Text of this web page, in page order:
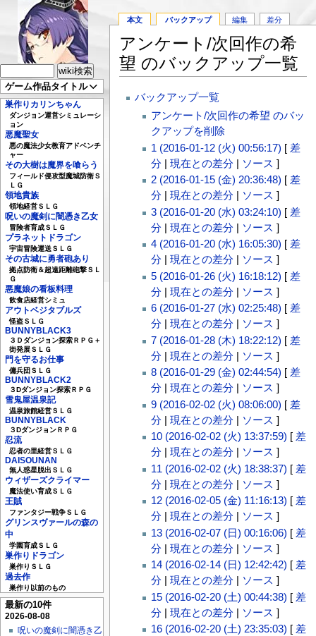
ゲーム作品タイトル
巣作りカリンちゃん
ダンジョン運営シミュレーシ
ョン
悪魔聖女
悪の魔法少女教育アドベンチ
ャー
その大樹は魔界を喰らう
フィールド侵攻型魔城防衛Ｓ
ＬＧ
領地貴族
領地経営ＳＬＧ
呪いの魔剣に闇憑き乙女
冒険者育成ＳＬＧ
プラネットドラゴン
宇宙冒険運送ＳＬＧ
その古城に勇者砲あり
拠点防衛＆超遠距離砲撃ＳＬ
Ｇ
悪魔娘の看板料理
飲食店経営シミュ
アウトベジタブルズ
怪盗ＳＬＧ
BUNNYBLACK3
３Ｄダンジョン探索ＲＰＧ＋
街発展ＳＬＧ
門を守るお仕事
傭兵団ＳＬＧ
BUNNYBLACK2
３Dダンジョン探索ＲＰＧ
雪鬼屋温泉記
温泉旅館経営ＳＬＧ
BUNNYBLACK
３DダンジョンＲＰＧ
忍流
忍者の里経営ＳＬＧ
DAISOUNAN
無人惑星脱出ＳＬＧ
ウィザーズクライマー
魔法使い育成ＳＬＧ
王賊
ファンタジー戦争ＳＬＧ
グリンスヴァールの森の
中
学園育成ＳＬＧ
巣作りドラゴン
巣作りＳＬＧ
過去作
巣作り以前のもの
最新の10件
2026-08-08
呪いの魔剣に闇憑き乙
本文 バックアップ 編集 差分
アンケート/次回作の希
望 のバックアップ一覧
バックアップ一覧
アンケート/次回作の希望 のバッ
クアップを削除
1 (2016-01-12 (火) 00:56:17) [ 差
分| 現在との差分| ソース ]
2 (2016-01-15 (金) 20:36:48) [ 差
分| 現在との差分| ソース ]
3 (2016-01-20 (水) 03:24:10) [ 差
分| 現在との差分| ソース ]
4 (2016-01-20 (水) 16:05:30) [ 差
分| 現在との差分| ソース ]
5 (2016-01-26 (火) 16:18:12) [ 差
分| 現在との差分| ソース ]
6 (2016-01-27 (水) 02:25:48) [ 差
分| 現在との差分| ソース ]
7 (2016-01-28 (木) 18:22:12) [ 差
分| 現在との差分| ソース ]
8 (2016-01-29 (金) 02:44:54) [ 差
分| 現在との差分| ソース ]
9 (2016-02-02 (火) 08:06:00) [ 差
分| 現在との差分| ソース ]
10 (2016-02-02 (火) 13:37:59) [ 差
分| 現在との差分| ソース ]
11 (2016-02-02 (火) 18:38:37) [ 差
分| 現在との差分| ソース ]
12 (2016-02-05 (金) 11:16:13) [ 差
分| 現在との差分| ソース ]
13 (2016-02-07 (日) 00:16:06) [ 差
分| 現在との差分| ソース ]
14 (2016-02-14 (日) 12:42:42) [ 差
分| 現在との差分| ソース ]
15 (2016-02-20 (土) 00:44:38) [ 差
分| 現在との差分| ソース ]
16 (2016-02-20 (土) 23:35:03) [ 差